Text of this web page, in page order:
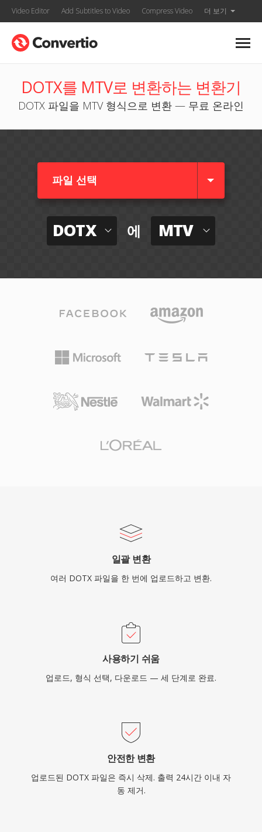
Video Editor Add Subtitles to Video Compress Video 더 보기
DOTX를 MTV로 변환하는 변환기
DOTX 파일을 MTV 형식으로 변환 — 무료 온라인
파일 선택
DOTX 에 MTV
일괄 변환
여러 DOTX 파일을 한 번에 업로드하고 변환.
사용하기 쉬움
업로드, 형식 선택, 다운로드 — 세 단계로 완료.
안전한 변환
업로드된 DOTX 파일은 즉시 삭제. 출력 24시간 이내 자
동 제거.